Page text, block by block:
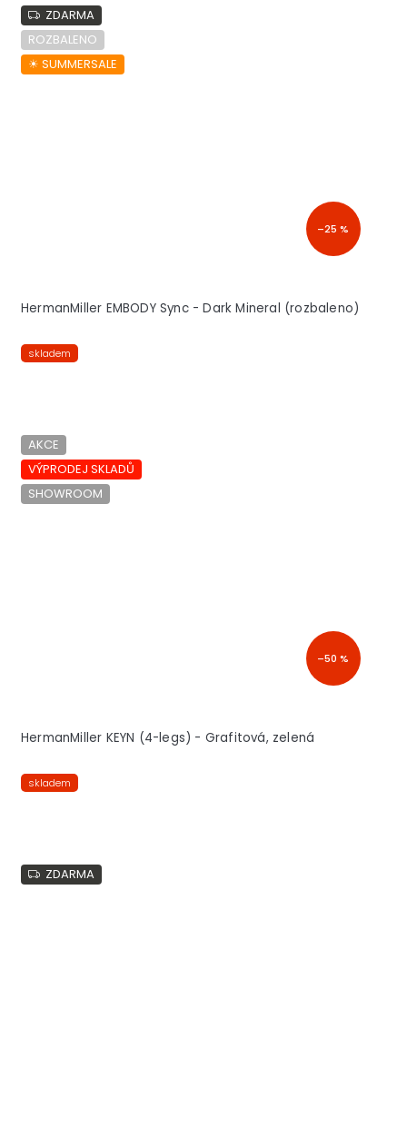
ZDARMA
ROZBALENO
☀︎ SUMMERSALE
–25 %
HermanMiller EMBODY Sync - Dark Mineral (rozbaleno)
skladem
AKCE
VÝPRODEJ SKLADŮ
SHOWROOM
–50 %
HermanMiller KEYN (4-legs) - Grafitová, zelená
skladem
ZDARMA